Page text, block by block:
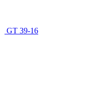
GT 39-16